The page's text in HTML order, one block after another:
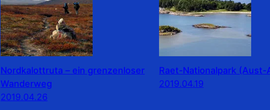
Nordkalottruta – ein grenzenloser
Wanderweg
2019.04.26
Raet-Nationalpark (Aust-
2019.04.19